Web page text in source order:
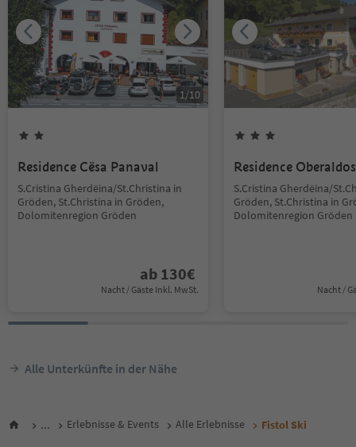
1/10
Residence Cësa Panaval
S.Cristina Gherdëina/St.Christina in
Gröden, St.Christina in Gröden,
Dolomitenregion Gröden
ab 130€
Nacht / Gäste Inkl. MwSt.
Residence
S.Cristina Gherdëina/
Gröden, St.Christina in
Dolomitenregion Gröden
Nacht /
Alle Unterkünfte in der Nähe
... Erlebnisse & Events Alle Erlebnisse Fistol Ski